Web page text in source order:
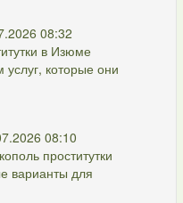
08:32
в Изюме
которые они
08:10
проститутки
варианты для